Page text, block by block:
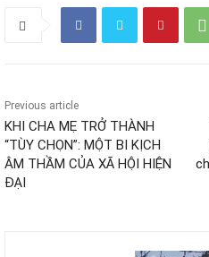
Previous article
KHI CHA MẸ TRỞ THÀNH
“TÙY CHỌN”: MỘT BI KỊCH
ÂM THẦM CỦA XÃ HỘI HIỆN
ĐẠI